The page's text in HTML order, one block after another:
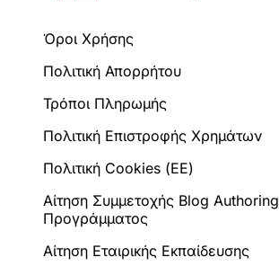
Όροι Χρήσης
Πολιτική Απορρήτου
Τρόποι Πληρωμής
Πολιτική Επιστροφής Χρημάτων
Πολιτική Cookies (ΕΕ)
Αίτηση Συμμετοχής Blog Authoring
Προγράμματος
Αίτηση Εταιρικής Εκπαίδευσης